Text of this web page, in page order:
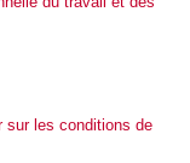
sur les conditions de